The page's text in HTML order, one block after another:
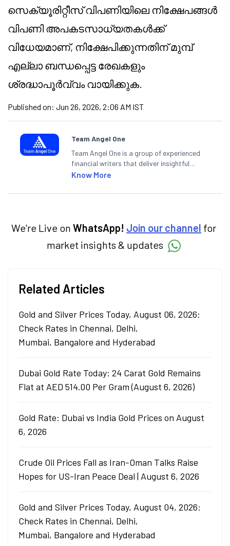
സെക്യൂരിറ്റീസ് വിപണിയിലെ നിക്ഷേപങ്ങൾ
വിപണി അപകടസാധ്യതകൾക്ക്
വിധേയമാണ്, നിക്ഷേപിക്കുന്നതിന് മുമ്പ്
എല്ലാ ബന്ധപ്പെട്ട രേഖകളും
ശ്രദ്ധാപൂർവ്വം വായിക്കുക.
Published on: Jun 26, 2026, 2:06 AM IST
Team Angel One
Team Angel One is a group of experienced
financial writers that deliver insightful
articles on the stock market, IPO, economy,
categories.
Know More
We're Live on WhatsApp! Join our channel for
market insights & updates
Related Articles
Gold and Silver Prices Today, August 06, 2026:
Check Rates in Chennai, Delhi,
Mumbai, Bangalore and Hyderabad
Dubai Gold Rate Today: 24 Carat Gold Remains
Flat at AED 514.00 Per Gram (August 6, 2026)
Gold Rate: Dubai vs India Gold Prices on August
6, 2026
Crude Oil Prices Fall as Iran-Oman Talks Raise
Hopes for US-Iran Peace Deal | August 6, 2026
Gold and Silver Prices Today, August 04, 2026:
Check Rates in Chennai, Delhi,
Mumbai, Bangalore and Hyderabad